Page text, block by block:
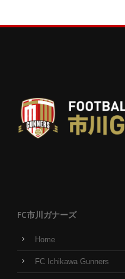
FC市川ガナーズ
Home
FC Ichikawa Gunners